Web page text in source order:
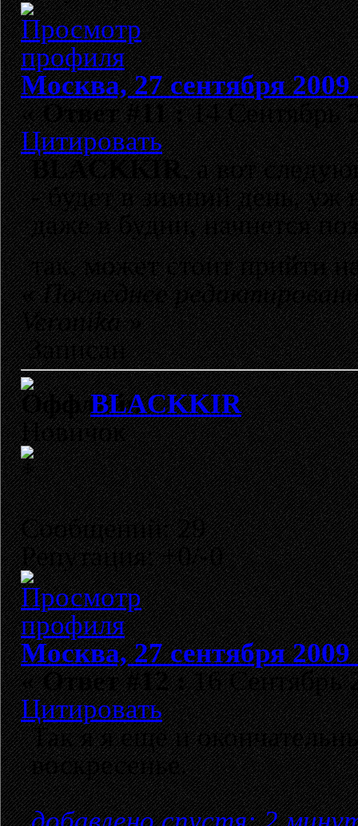
Москва, 27 сентября 2009
«Ответ #11 :14 Сентябрь
Цитировать
BLACKKIR, а вот
- будет в зимний день, уж
даже в будни, начнется
так, может стоит прийти
«Последнее
Veronika»
Записан
BLACKKIR
Новичок
Сообщений: 29
Репутация: +0/-0
Москва, 27 сентября 2009
«Ответ #12 :16 Сентябрь
Цитировать
Так я я ещё и
воскресенье.